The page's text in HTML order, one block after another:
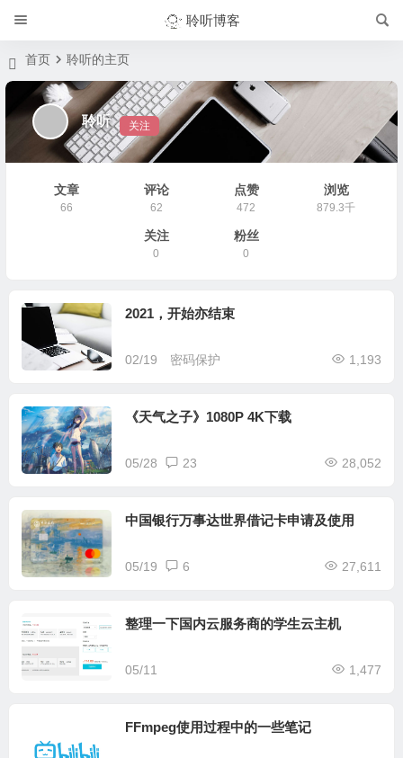
聆听博客
首页 聆听的主页
聆听 关注
文章
66
评论
62
点赞
472
浏览
879.3千
关注
0
粉丝
0
2021，开始亦结束
02/19 密码保护 1,193
《天气之子》1080P 4K下载
05/28 23 28,052
中国银行万事达世界借记卡申请及使用
05/19 6 27,611
整理一下国内云服务商的学生云主机
05/11 1,477
FFmpeg使用过程中的一些笔记